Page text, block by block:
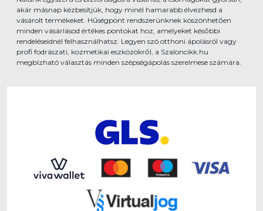
akár másnap kézbesítjük, hogy minél hamarabb élvezhesd a
vásárolt termékeket. Hűségpont rendszerünknek köszönhetően
minden vásárlásod értékes pontokat hoz, amelyeket későbbi
rendeléseidnél felhasználhatsz. Legyen szó otthoni ápolásról vagy
profi fodrászati, kozmetikai eszközökről, a Szaloncikk.hu
megbízható választás minden szépségápolás szerelmese számára.